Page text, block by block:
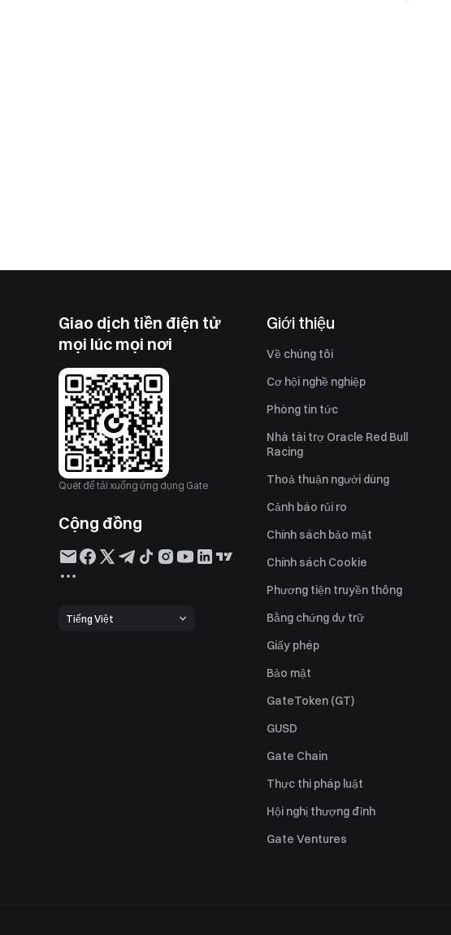
Giao dịch tiền điện tử
mọi lúc mọi nơi
Quét để tải xuống ứng dụng Gate
Cộng đồng
Tiếng Việt
Giới thiệu
Về chúng tôi
Cơ hội nghề nghiệp
Phòng tin tức
Nhà tài trợ Oracle Red Bull
Racing
Thoả thuận người dùng
Cảnh báo rủi ro
Chính sách bảo mật
Chính sách Cookie
Phương tiện truyền thông
Bằng chứng dự trữ
Giấy phép
Bảo mật
GateToken (GT)
GUSD
Gate Chain
Thực thi pháp luật
Hội nghị thượng đỉnh
Gate Ventures